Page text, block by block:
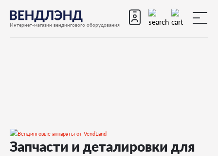
Интернет-магазин вендингового оборудования
Запчасти
Запчасти и деталировки для